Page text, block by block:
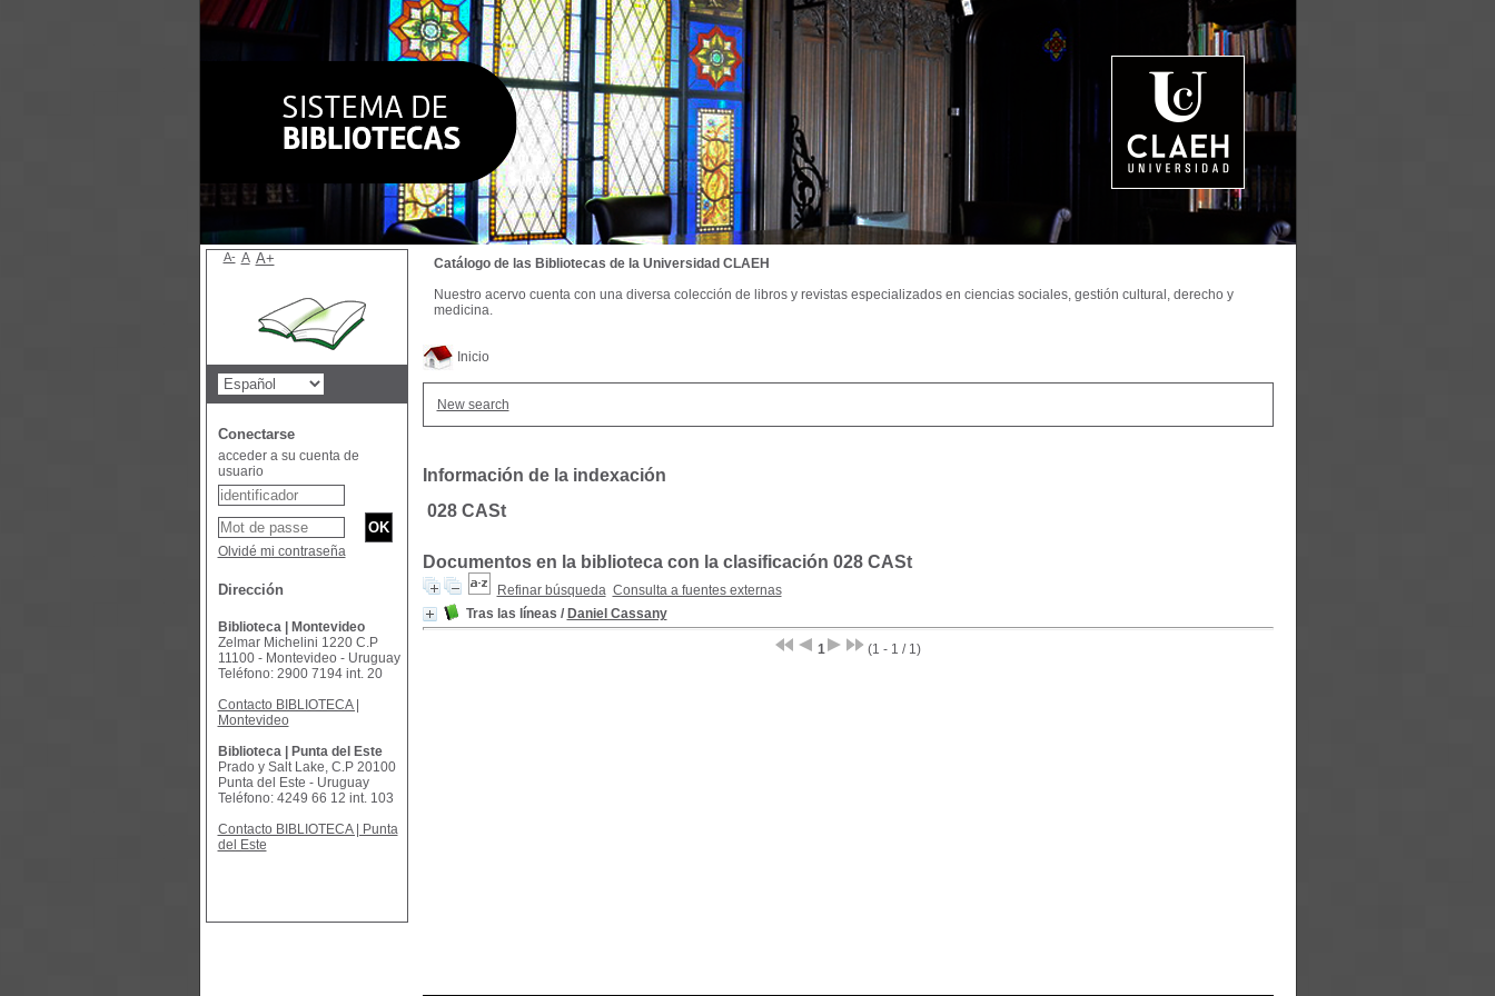
Inicio
New search
Información de la indexación
028 CASt
Documentos en la biblioteca con la clasificación 028 CASt
Refinar búsqueda Consulta a fuentes externas
Tras las líneas / Daniel Cassany
1 (1 - 1 / 1)
Catálogo de las Bibliotecas de la Universidad CLAEH
Nuestro acervo cuenta con una diversa colección de libros y revistas especializados en ciencias sociales, gestión cultural, derecho y
medicina.
A- A A+
Conectarse
acceder a su cuenta de
usuario
Olvidé mi contraseña
Dirección
Biblioteca | Montevideo
Zelmar Michelini 1220 C.P
11100 - Montevideo - Uruguay
Teléfono: 2900 7194 int. 20
Contacto BIBLIOTECA |
Montevideo
Biblioteca | Punta del Este
Prado y Salt Lake, C.P 20100
Punta del Este - Uruguay
Teléfono: 4249 66 12 int. 103
Contacto BIBLIOTECA | Punta
del Este